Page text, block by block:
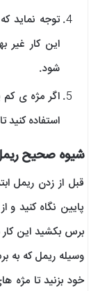
توجه نماید
این کار
شود.
اگر مژه ی
استفاده
شیوه صحیح
قبل از زدن ریمل
پایین نگاه کنید و
برس بکشید این
وسیله ریمل که به
خود بزنید تا مژه